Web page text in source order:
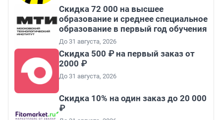
Скидка 72 000 на высшее
образование и среднее специальное
образование в первый год обучения
До 31 августа, 2026
Скидка 500 ₽ на первый заказ от
2000 ₽
До 31 августа, 2026
Скидка 10% на один заказ до 20 000
₽